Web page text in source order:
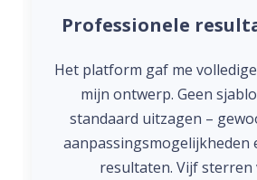
resultaten, snel
gaf me volledige controle over
ontwerp. Geen sjablonen die er
uitzagen – gewoon volledige
en geweldige
resultaten. Vijf sterren van mij.